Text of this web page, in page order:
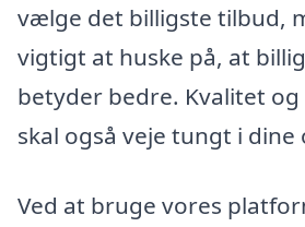
vælge det billigste tilbud,
vigtigt at huske på, at
betyder bedre. Kvalitet
skal også veje tungt i dine
Ved at bruge vores